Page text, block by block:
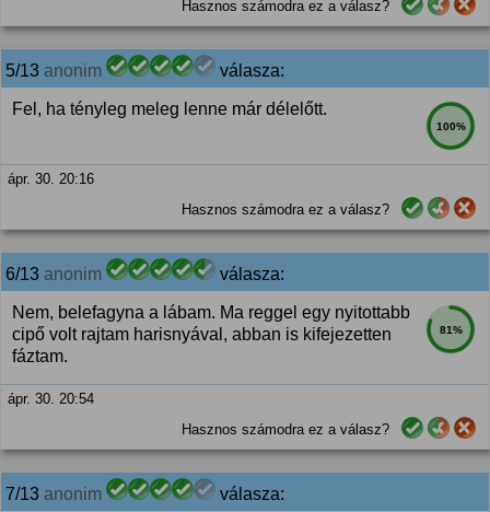
Hasznos számodra ez a válasz?
5/13 anonim válasza:
100%
Fel, ha tényleg meleg lenne már délelőtt.
ápr. 30. 20:16
Hasznos számodra ez a válasz?
6/13 anonim válasza:
81%
Nem, belefagyna a lábam. Ma reggel egy nyitottabb
cipő volt rajtam harisnyával, abban is kifejezetten
fáztam.
ápr. 30. 20:54
Hasznos számodra ez a válasz?
7/13 anonim válasza: